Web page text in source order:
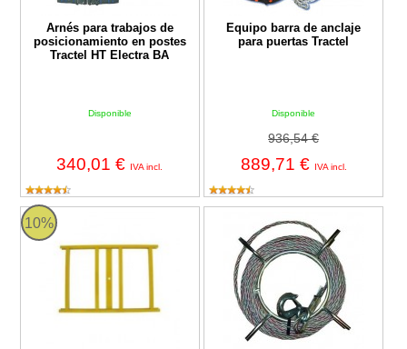
Arnés para trabajos de
posicionamiento en postes
Tractel HT Electra BA
Disponible
340,01 € IVA incl.
Equipo barra de anclaje
para puertas Tractel
Disponible
936,54 €
889,71 € IVA incl.
10%
Base para contrapesos Tractel Cable Tractel para TIRFOR T-7 /